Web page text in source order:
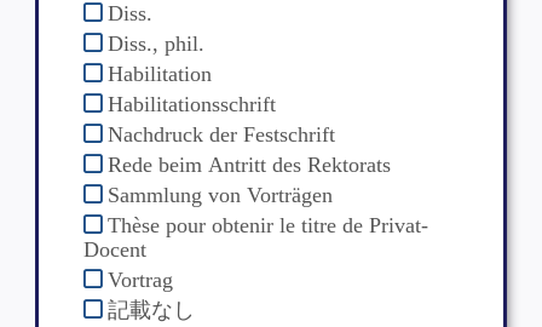
Diss.
Diss., phil.
Habilitation
Habilitationsschrift
Nachdruck der Festschrift
Rede beim Antritt des Rektorats
Sammlung von Vorträgen
Thèse pour obtenir le titre de Privat-
Docent
Vortrag
記載なし